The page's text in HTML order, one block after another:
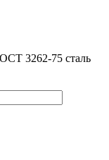
3262-75 сталь